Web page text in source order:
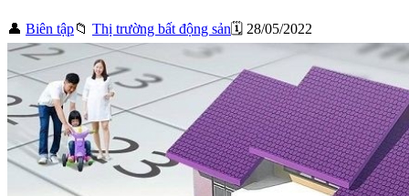
👤 Biên tập📁 Thị trường bất động sản🗓️ 28/05/2022